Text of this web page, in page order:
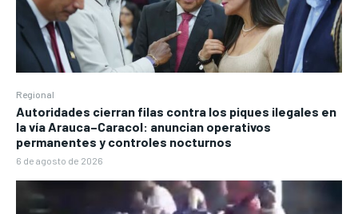
Regional
Autoridades cierran filas contra los piques ilegales en
la vía Arauca–Caracol: anuncian operativos
permanentes y controles nocturnos
6 de agosto de 2026